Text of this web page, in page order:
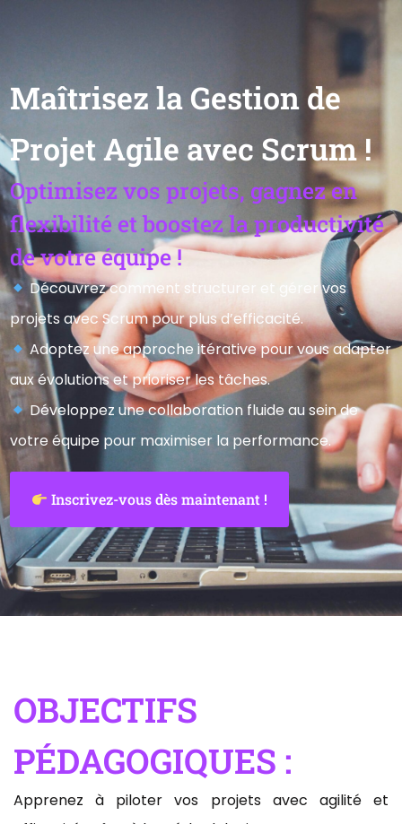
Maîtrisez la Gestion de
Projet Agile avec Scrum !
Optimisez vos projets, gagnez en
flexibilité et boostez la productivité
de votre équipe !
Découvrez comment structurer et gérer vos
projets avec Scrum pour plus d’efficacité.
Adoptez une approche itérative pour vous adapter
aux évolutions et prioriser les tâches.
Développez une collaboration fluide au sein de
votre équipe pour maximiser la performance.
Inscrivez-vous dès maintenant !
OBJECTIFS
PÉDAGOGIQUES :
Apprenez à piloter vos projets avec agilité et